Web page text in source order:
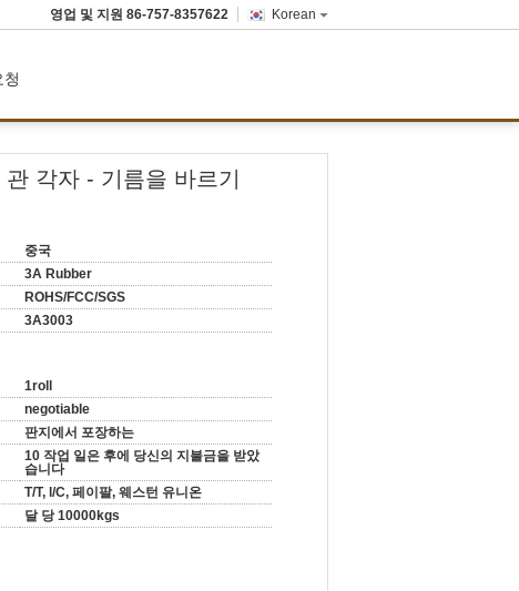
Korean
영업 및 지원 86-757-8357622
청
각자 - 기름을 바르기
중국
3A Rubber
ROHS/FCC/SGS
3A3003
1roll
negotiable
판지에서 포장하는
10 작업 일은 후에 당신의 지불금을 받았
습니다
T/T, l/C, 페이팔, 웨스턴 유니온
달 당 10000kgs